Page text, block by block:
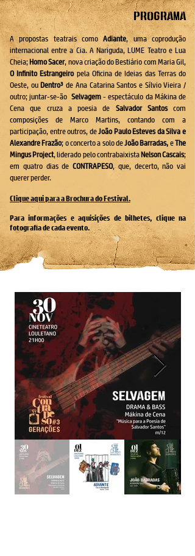
Programa
A propostas teatrais comoAdiante, uma coprodução
internacional entre a Cia. A Nariguda, LUME Teatro e Lua
Cheia; Homo Sacer, nova criação do Bestiário com Maria Gil,
O Infinito Estrangeiropela Oficina de Ideias das Terras do
Oeste, ouDentro³de Ana Catarina Santos e Sílvio Vieira /
outro; juntar-se-ão Selvagem- espectáculo da Mákina de
Cena que cruza a poesia de Salvador Santoscom
composições de Marco Martins, contando com a
participação, entre outros, deJoão Paulo Esteves da Silva e
Alexandre Frazão; o concerto a solo deJoão Barradas, eThe
Mingus Project, liderado pelo contrabaixista Nelson Cascais;
em quatro dias de CONTRAPESO, que, decerto, não vai
querer perder.
Clique aqui para a Brochura do Festival.
Para informações e aquisições de bilhetes, clique na
fotografia de cada evento.